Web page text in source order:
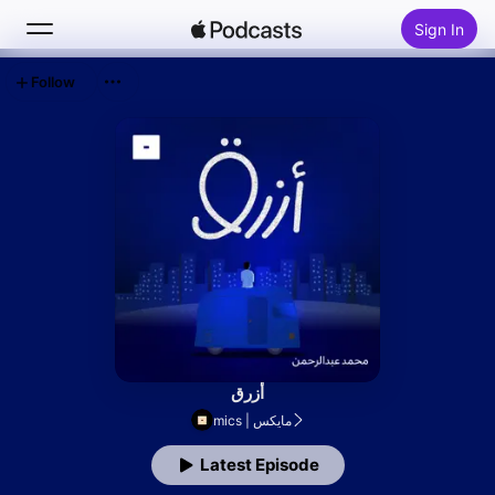
Sign In
أزرق
mics | مايكس
Latest Episode
Follow